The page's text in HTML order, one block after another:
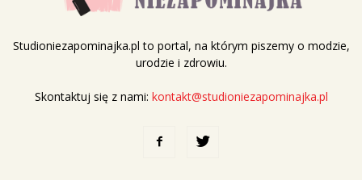
Studioniezapominajka.pl to portal, na którym piszemy o modzie,
urodzie i zdrowiu.
Skontaktuj się z nami: kontakt@studioniezapominajka.pl